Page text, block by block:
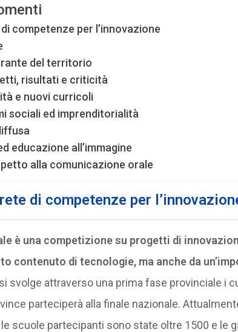
competenze per l’innovazione
del territorio
risultati e criticità
e nuovi curricoli
sociali ed imprenditorialità
educazione all’immagine
alla comunicazione orale
di competenze per
è una competizione su progetti di
contenuto di tecnologie, ma anche da
svolge attraverso una prima fase provinciale i
parteciperà alla finale nazionale.
scuole partecipanti sono state oltre 1500 e le